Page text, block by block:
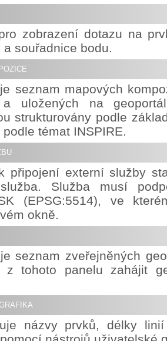
zobrazení dotazu na
souřadnice bodu.
seznam mapových
a uložených na
strukturovány podle
témat INSPIRE.
připojení externí služby
Služba musí
(EPSG:5514), ve
okně.
seznam zveřejněných
tohoto panelu zahájit
názvy prvků, délky